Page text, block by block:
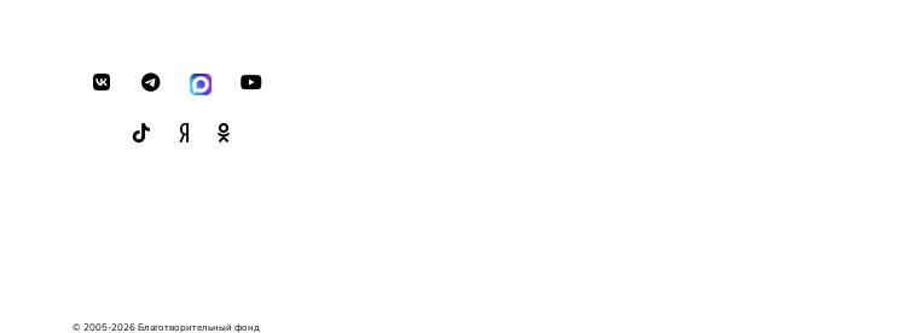
© 2005-2026 Благотворительный фонд